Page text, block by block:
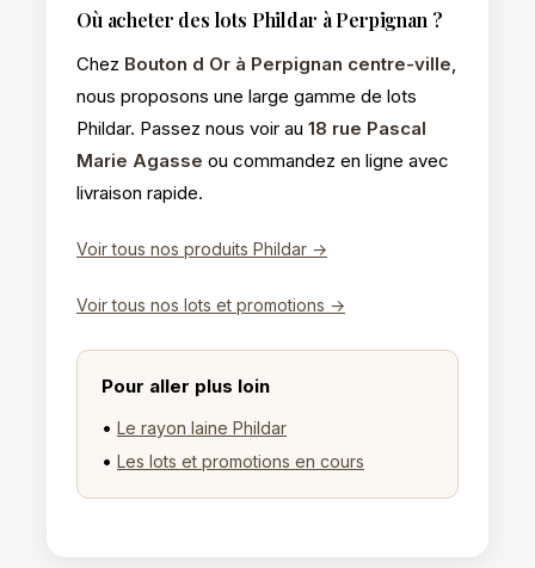
Où acheter des lots Phildar à Perpignan ?
Chez Bouton d Or à Perpignan centre-ville
nous proposons une large gamme de lots
Phildar. Passez nous voir au 18 rue Pascal
Marie Agasse ou commandez en ligne avec
livraison rapide.
Voir tous nos produits Phildar →
Voir tous nos lots et promotions →
Pour aller plus loin
• Le rayon laine Phildar
• Les lots et promotions en cours